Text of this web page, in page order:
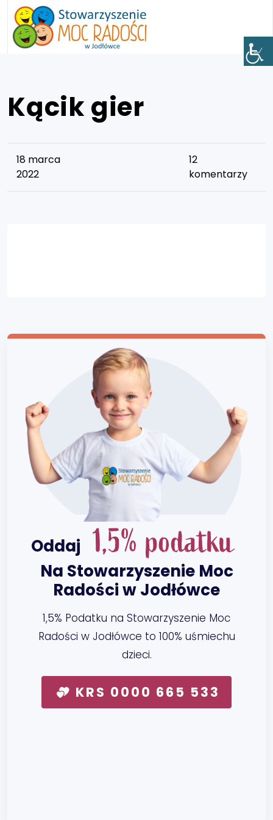
Kącik gier
18 marca
2022
12
komentarzy
Oddaj 1,5% podatku
Na Stowarzyszenie Moc
Radości w Jodłówce
1,5% Podatku na Stowarzyszenie Moc
Radości w Jodłówce to 100% uśmiechu
dzieci.
KRS 0000 665 533